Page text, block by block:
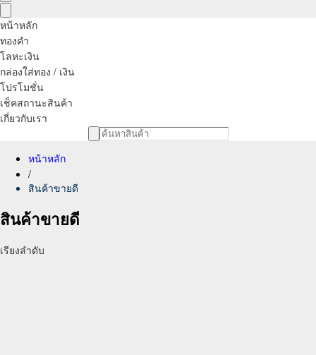
หน้าหลัก
ทองคำ
โลหะเงิน
กล่องใส่ทอง / เงิน
โปรโมชั่น
เช็คสถานะสินค้า
เกี่ยวกับเรา
หน้าหลัก
/
สินค้าขายดี
สินค้าขายดี
เรียงลำดับ